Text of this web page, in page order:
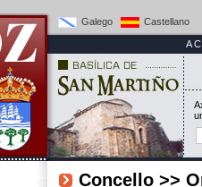
Galego Castellano
Concello >>